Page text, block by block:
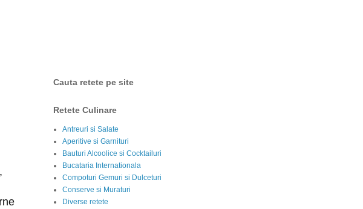
Cauta retete pe site
Retete Culinare
Antreuri si Salate
Aperitive si Garnituri
Bauturi Alcoolice si Cocktailuri
Bucataria Internationala
Compoturi Gemuri si Dulceturi
Conserve si Muraturi
Diverse retete